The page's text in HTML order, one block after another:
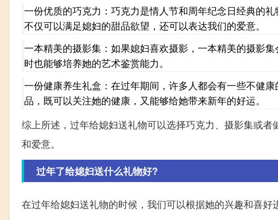
一份优质的巧克力：巧克力是情人节和周年纪念日经典的
不仅可以满足媳妇的甜品欲望，还可以表达我们的爱意。
一本精美的摄影集：如果媳妇喜欢摄影，一本精美的摄影
时也能够培养她的艺术鉴赏能力。
一份健康养生礼盒：在过年期间，许多人都会有一些不健
品，既可以关注她的健康，又能够给她带来新年的好运。
综上所述，过年给媳妇送礼物可以选择巧克力、摄影集或
和爱意。
过年了给媳妇送什么礼物好?
在过年给媳妇送礼物的时候，我们可以根据她的兴趣和喜好